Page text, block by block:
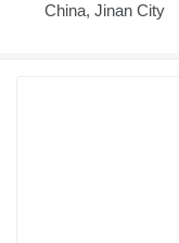
China, Jinan City